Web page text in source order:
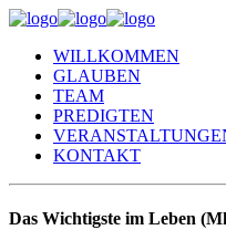
WILLKOMMEN
GLAUBEN
TEAM
PREDIGTEN
KONTAKT
Das Wichtigste im Leben